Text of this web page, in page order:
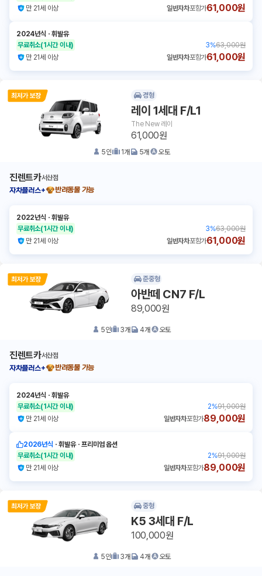
만 21세 이상
일반자차포함가61,000원
2024년식 ㆍ휘발유
무료취소(1시간 이내) 3%63,000원
만 21세 이상
일반자차포함가61,000원
경형
레이 1세대 F/L1
The New 레이
61,000원
5인 1개 5개 오토
진렌트카서산점
자차플러스+
반려동물 가능
2022년식 ㆍ휘발유
무료취소(1시간 이내) 3%63,000원
만 21세 이상
일반자차포함가61,000원
준중형
아반떼 CN7 F/L
89,000원
5인 3개 4개 오토
진렌트카서산점
자차플러스+
반려동물 가능
2024년식 ㆍ휘발유
무료취소(1시간 이내) 2%91,000원
만 21세 이상
일반자차포함가89,000원
2026년식 ㆍ휘발유ㆍ프리미엄 옵션
무료취소(1시간 이내) 2%91,000원
만 21세 이상
일반자차포함가89,000원
중형
K5 3세대 F/L
100,000원
5인 3개 4개 오토